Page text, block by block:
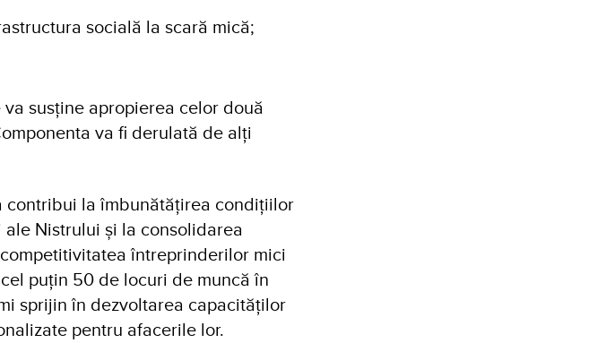
socială la scară mică;
susține apropierea celor două
va fi derulată de alți
contribui la îmbunătățirea condițiilor
Nistrului și la consolidarea
întreprinderilor mici
puțin 50 de locuri de muncă în
sprijin în dezvoltarea capacităților
pentru afacerile lor.